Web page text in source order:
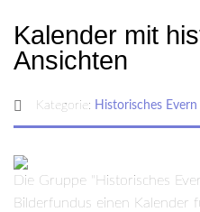
Kalender mit
Ansichten
Kategorie: Historisches Evern
Die Gruppe "Historisches
Bilderfundus einen Kalender